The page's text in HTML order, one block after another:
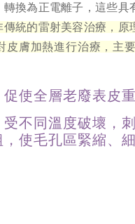
換為正電離子，這些具
傳統的雷射美容治療，
皮膚加熱進行治療，主
使全層老廢表皮重
不同溫度破壞，
使毛孔區緊縮、細